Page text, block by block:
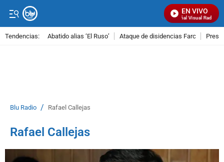
EN VIVO
Señal Visual Radio
Tendencias: Abatido alias ‘El Ruso’ Ataque de disidencias Farc
Blu Radio / Rafael Callejas
Rafael Callejas